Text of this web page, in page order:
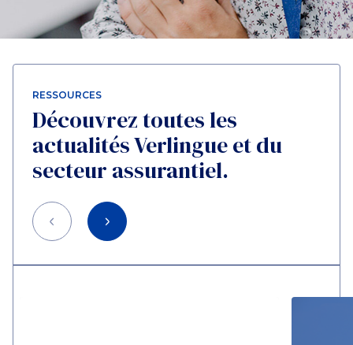
RESSOURCES
Découvrez toutes les
actualités Verlingue et du
secteur assurantiel.
Précédent Suivant